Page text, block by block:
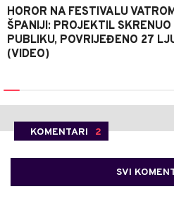
HOROR NA FESTIVALU
ŠPANIJI: PROJEKTIL
PUBLIKU, POVRIJEĐENO 27
(VIDEO)
KOMENTARI 2
SVI